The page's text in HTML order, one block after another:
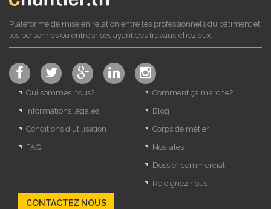
Plateforme de mise en relation entre les professionnels du bâtiment et
les personnes ou entreprises ayant des travaux chez eux.
Qui sommes nous?
Informations légales
Conditions d'utilisation
FAQ
Comment ça marche?
Blog
Corps de métier
Nos sites
Dossier commercial
Rejoignez nous
CONTACTEZ NOUS